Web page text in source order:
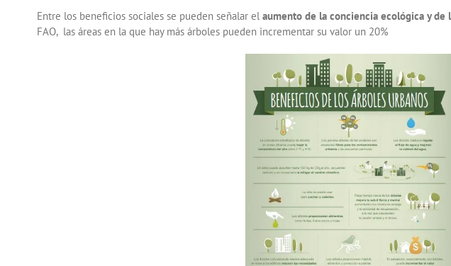
Entre los beneficios sociales se pueden señalar el aumento de la conciencia ecológica y
FAO, las áreas en la que hay más árboles pueden incrementar su valor un 20%